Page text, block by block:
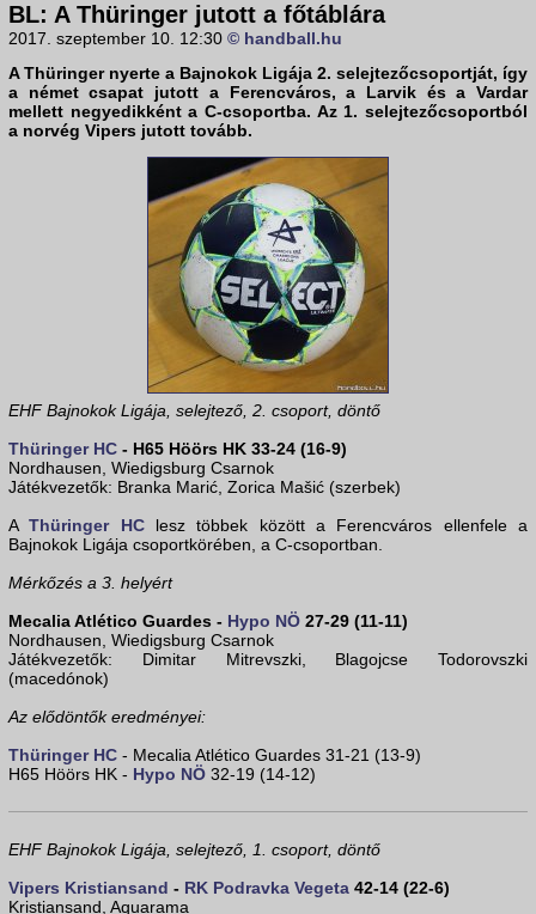
BL: A Thüringer jutott a főtáblára
2017. szeptember 10. 12:30 © handball.hu
A Thüringer nyerte a Bajnokok Ligája 2. selejtezőcsoportját, így
a német csapat jutott a Ferencváros, a Larvik és a Vardar
mellett negyedikként a C-csoportba. Az 1. selejtezőcsoportból
a norvég Vipers jutott tovább.
EHF Bajnokok Ligája, selejtező, 2. csoport, döntő
Thüringer HC - H65 Höörs HK 33-24 (16-9)
Nordhausen, Wiedigsburg Csarnok
Játékvezetők: Branka Marić, Zorica Mašić (szerbek)
AThüringer HClesz többek között a Ferencváros ellenfele a
Bajnokok Ligája csoportkörében, a C-csoportban.
Mérkőzés a 3. helyért
Mecalia Atlético Guardes - Hypo NÖ 27-29 (11-11)
Nordhausen, Wiedigsburg Csarnok
Játékvezetők: Dimitar Mitrevszki, Blagojcse Todorovszki
(macedónok)
Az elődöntők eredményei:
Thüringer HC - Mecalia Atlético Guardes 31-21 (13-9)
H65 Höörs HK - Hypo NÖ 32-19 (14-12)
EHF Bajnokok Ligája, selejtező, 1. csoport, döntő
Vipers Kristiansand - RK Podravka Vegeta 42-14 (22-6)
Kristiansand, Aquarama